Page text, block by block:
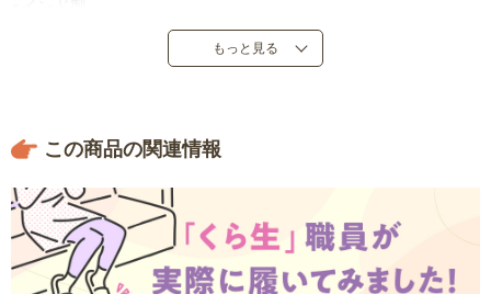
※手作り商品のため、商品によってサイズが多少異なる場合が
あります。若干の色落ちが生じることがあります。底面のすべ
もっと見る
この商品の関連情報